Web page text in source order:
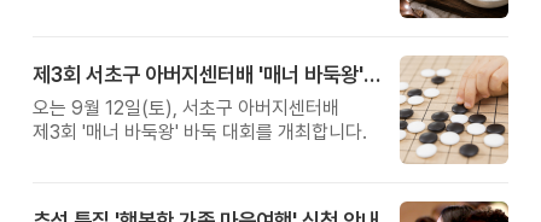
제3회 서초구 아버지센터배 '매너 바둑왕' 대회
오는 9월 12일(토), 서초구 아버지센터배
제3회 '매너 바둑왕' 바둑 대회를 개최합니다.